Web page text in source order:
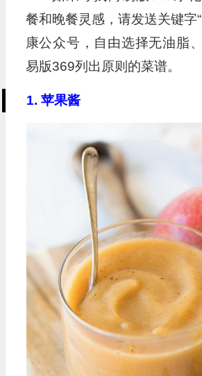
餐和晚餐灵感，请发送关键字
康公众号，自由选择无油脂
易版369列出原则的菜谱。
1. 苹果酱